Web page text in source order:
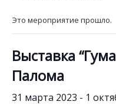
Это мероприятие прошло.
Выставка
Палома
31 марта 2023 - 1